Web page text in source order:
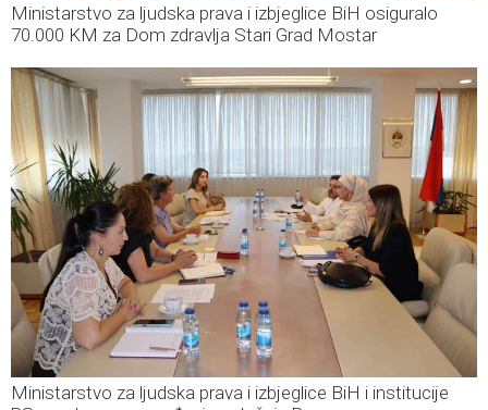
Ministarstvo za ljudska prava i izbjeglice BiH osiguralo
70.000 KM za Dom zdravlja Stari Grad Mostar
Ministarstvo za ljudska prava i izbjeglice BiH i institucije